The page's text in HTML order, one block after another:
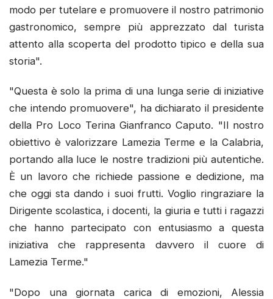
modo per tutelare e promuovere il nostro patrimonio
gastronomico, sempre più apprezzato dal turista
attento alla scoperta del prodotto tipico e della sua
storia".
"Questa è solo la prima di una lunga serie di iniziative
che intendo promuovere", ha dichiarato il presidente
della Pro Loco Terina Gianfranco Caputo. "Il nostro
obiettivo è valorizzare Lamezia Terme e la Calabria,
portando alla luce le nostre tradizioni più autentiche.
È un lavoro che richiede passione e dedizione, ma
che oggi sta dando i suoi frutti. Voglio ringraziare la
Dirigente scolastica, i docenti, la giuria e tutti i ragazzi
che hanno partecipato con entusiasmo a questa
iniziativa che rappresenta davvero il cuore di
Lamezia Terme."
"Dopo una giornata carica di emozioni, Alessia